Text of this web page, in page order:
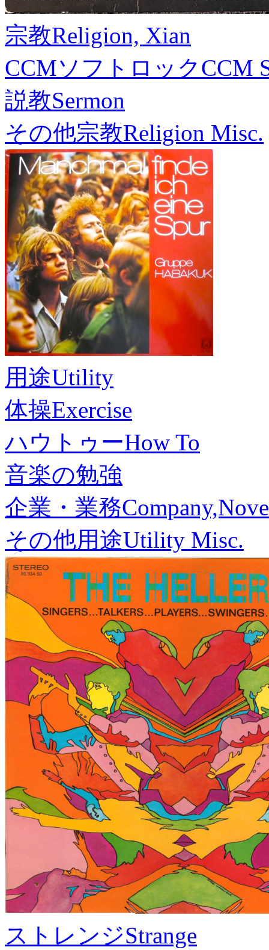
宗教Religion, Xian
CCMソフトロックCCM
説教Sermon
その他宗教Religion Misc.
用途Utility
体操Exercise
ハウトゥーHow To
音楽の勉強
企業・業務
その他用途Utility Misc.
ストレンジStrange